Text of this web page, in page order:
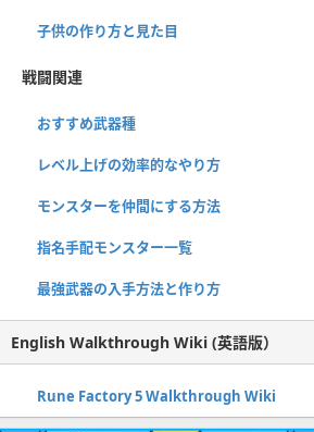
子供の作り方と見た目
戦闘関連
おすすめ武器種
レベル上げの効率的なやり方
モンスターを仲間にする方法
指名手配モンスター一覧
最強武器の入手方法と作り方
English Walkthrough Wiki (英語版）
Rune Factory 5 Walkthrough Wiki